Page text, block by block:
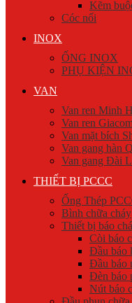
Kẽm
Cóc nối
INOX
ỐNG INOX
PHỤ KIỆN
VAN
Van ren Minh
Van ren
Van mặt bích
Van gang hàn
Van gang Đài
THIẾT BỊ PCCC
Ống Thép
Bình chữa cháy
Thiết bị báo
Còi báo
Đầu báo
Đầu báo
Đèn báo
Nút báo